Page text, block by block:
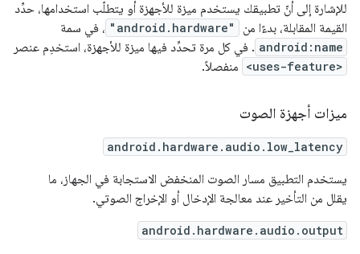
للإشارة إلى أنّ تطبيقك يستخدم ميزة للأجهزة أو يتطلّب استخدامها، حدِّد
القيمة المقابلة، بدءًا من
"android.hardware" ، في سمة
android:name . في كل مرة تحدِّد فيها ميزة للأجهزة، استخدِم عنصر
<uses-feature> منفصلاً.
ميزات أجهزة الصوت
android.hardware.audio.low_latency
يستخدم التطبيق مسار الصوت المنخفض الاستجابة في الجهاز، ما
يقلل من التأخير عند معالجة الإدخال أو الإخراج الصوتي.
android.hardware.audio.output